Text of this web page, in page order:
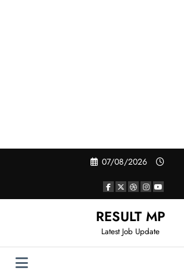
07/08/2026
RESULT MP
Latest Job Update